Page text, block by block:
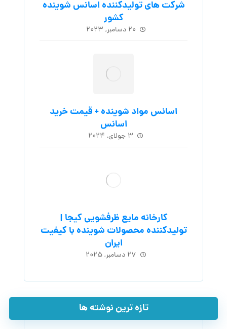
شرکت های تولیدکننده اسانس شوینده
کشور
۲۰ دسامبر, ۲۰۲۳
اسانس مواد شوینده + قیمت خرید
اسانس
۳ جولای, ۲۰۲۴
کارخانه مایع ظرفشویی کیجا |
تولیدکننده محصولات شوینده با کیفیت
ایران
۲۷ دسامبر, ۲۰۲۵
تازه ترین نوشته ها